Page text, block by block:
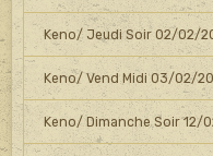
Keno/ Jeudi Soir 02/02/
Keno/ Vend Midi 03/02/
Keno/ Dimanche Soir 12/